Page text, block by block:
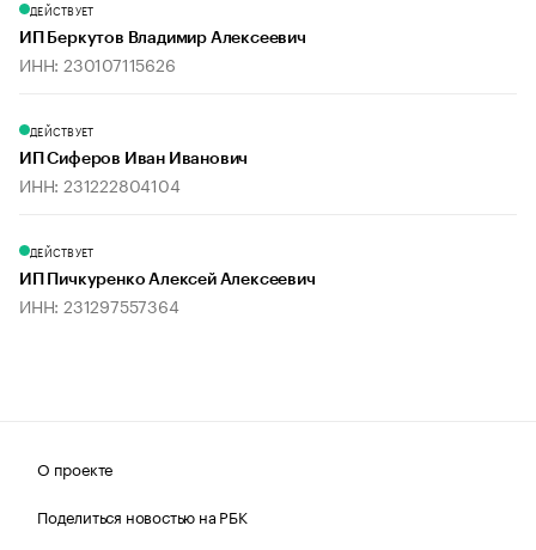
ДЕЙСТВУЕТ
ИП Беркутов Владимир Алексеевич
ИНН: 230107115626
ДЕЙСТВУЕТ
ИП Сиферов Иван Иванович
ИНН: 231222804104
ДЕЙСТВУЕТ
ИП Пичкуренко Алексей Алексеевич
ИНН: 231297557364
О проекте
Поделиться новостью на РБК